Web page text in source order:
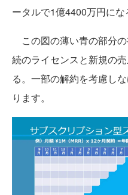
ータルで1億4400万円にな
この図の薄い青の部分
続のライセンスと新規の
る。一部の解約を考慮し
ります。